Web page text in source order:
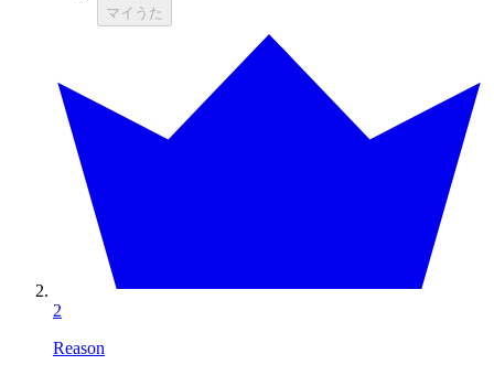
マイうた
2
Reason